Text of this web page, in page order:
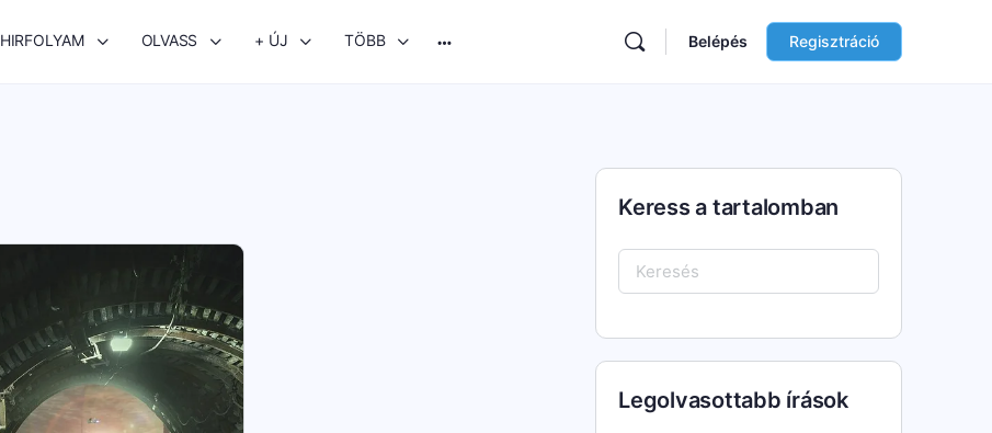
HIRFOLYAM OLVASS + ÚJ TÖBB Belépés Regisztráció
Keress a tartalomban
Keresés:
Legolvasottabb írások